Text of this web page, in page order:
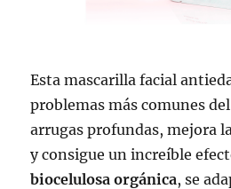
Esta mascarilla facial
problemas más comunes
arrugas profundas, mejora
y consigue un increíble
biocelulosa orgánica, se